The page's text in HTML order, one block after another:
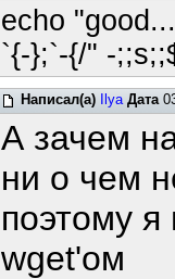
echo
`{-};`-{/" -
Написал(а) Ilya Дата
А зачем
ни о чем
поэтому
wget'ом